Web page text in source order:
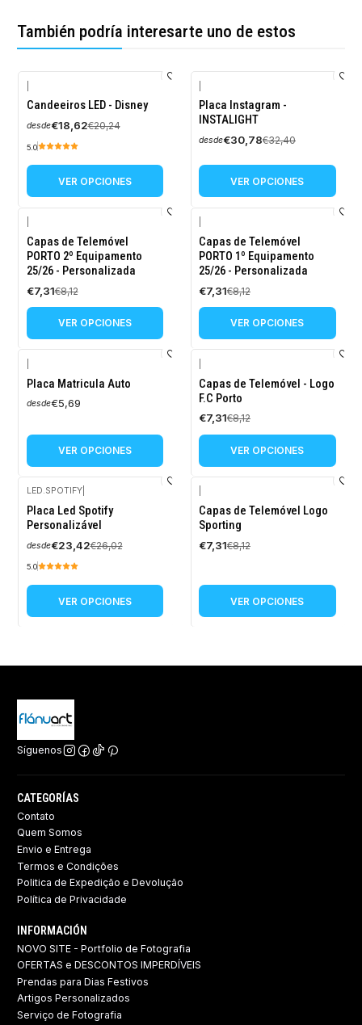
También podría interesarte uno de estos
-8%
OFF
Candeeiros LED - Disney
desde€18,62€20,24
5.0
VER OPCIONES
-5%
OFF
Placa Instagram -
INSTALIGHT
desde€30,78€32,40
VER OPCIONES
-10%
OFF
Capas de Telemóvel
PORTO 2º Equipamento
25/26 - Personalizada
€7,31€8,12
VER OPCIONES
-10%
OFF
Capas de Telemóvel
PORTO 1º Equipamento
25/26 - Personalizada
€7,31€8,12
VER OPCIONES
Placa Matricula Auto
desde€5,69
VER OPCIONES
-10%
OFF
Capas de Telemóvel - Logo
F.C Porto
€7,31€8,12
VER OPCIONES
-10%
OFF
LED.SPOTIFY|
Placa Led Spotify
Personalizável
desde€23,42€26,02
5.0
VER OPCIONES
-10%
OFF
Capas de Telemóvel Logo
Sporting
€7,31€8,12
VER OPCIONES
Síguenos
CATEGORÍAS
Contato
Quem Somos
Envio e Entrega
Termos e Condições
Politica de Expedição e Devolução ​
Política de Privacidade
INFORMACIÓN
NOVO SITE - Portfolio de Fotografia
OFERTAS e DESCONTOS IMPERDÍVEIS
Prendas para Dias Festivos
Artigos Personalizados
Serviço de Fotografia